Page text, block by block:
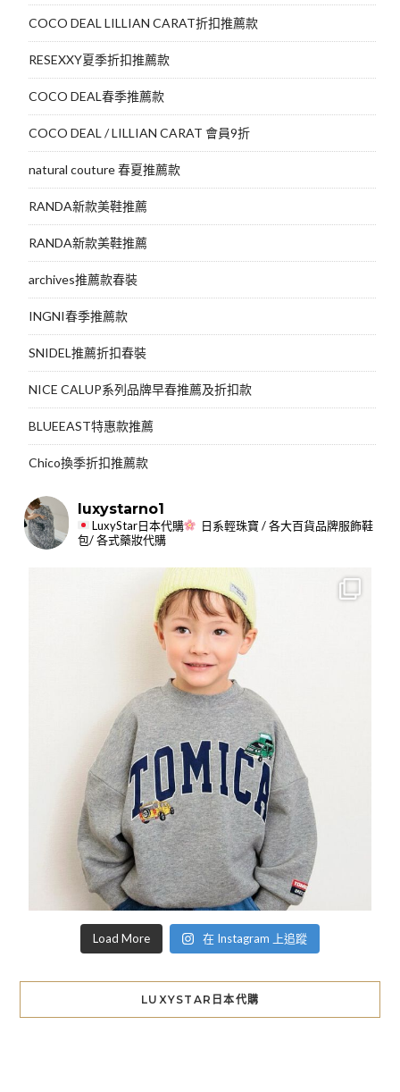
COCO DEAL LILLIAN CARAT折扣推薦款
RESEXXY夏季折扣推薦款
COCO DEAL春季推薦款
COCO DEAL / LILLIAN CARAT 會員9折
natural couture 春夏推薦款
RANDA新款美鞋推薦
RANDA新款美鞋推薦
archives推薦款春裝
INGNI春季推薦款
SNIDEL推薦折扣春裝
NICE CALUP系列品牌早春推薦及折扣款
BLUEEAST特惠款推薦
Chico換季折扣推薦款
luxystarno1
LuxyStar日本代購
日系輕珠寶 / 各大百貨品牌服飾鞋
包/ 各式藥妝代購
Load More 在 Instagram 上追蹤
LUXYSTAR日本代購